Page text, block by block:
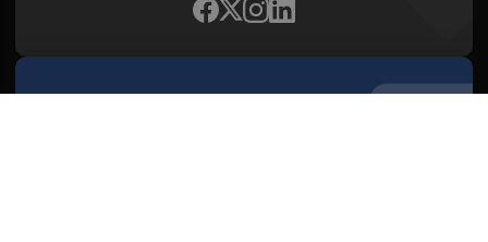
Quienes Somos